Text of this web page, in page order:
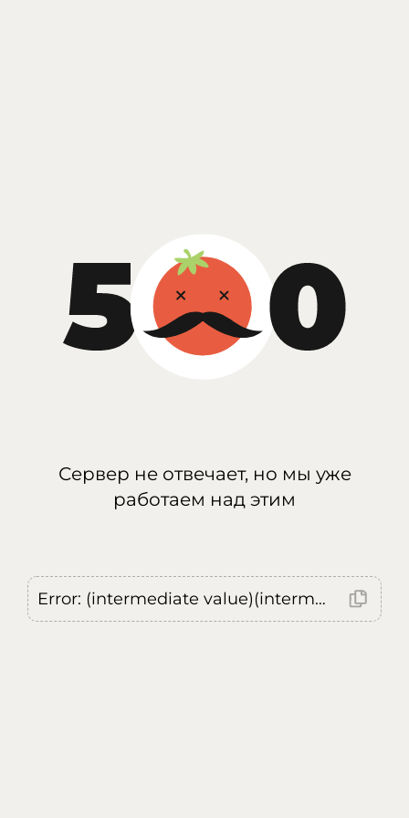
Сервер не отвечает, но мы уже
работаем над этим
Error: (intermediate value)(intermediate value)(intermediate value).replaceAll is not a function